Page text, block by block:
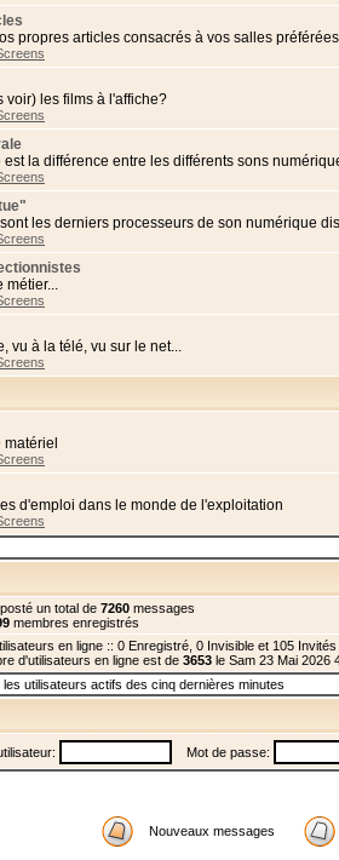
propres articles consacrés à vos salles
voir) les films à l'affiche?
est la différence entre les différents sons
les derniers processeurs de son numérique
métier...
vu à la télé, vu sur le net...
d'emploi dans le monde de l'exploitation
un total de 7260 messages
membres enregistrés
en ligne :: 0 Enregistré, 0 Invisible et 105
d'utilisateurs en ligne est de 3653 le Sam 23 Mai 2026
utilisateurs actifs des cinq dernières minutes
Mot de passe:
Nouveaux messages